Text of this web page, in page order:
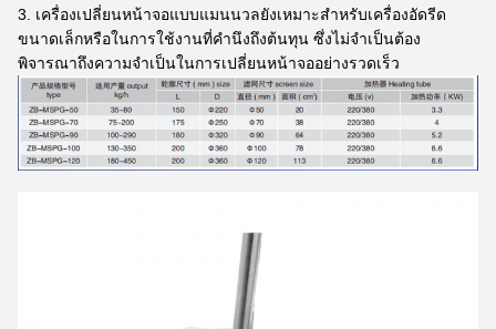
เครื่องเปลี่ยนหน้าจอแบบแมนนวลยังเหมาะสำหรับเครื่องอัดรีด
ขนาดเล็กหรือในการใช้งานที่คำนึงถึงต้นทุน ซึ่งไม่จำเป็นต้อง
พิจารณาถึงความจำเป็นในการเปลี่ยนหน้าจออย่างรวดเร็ว